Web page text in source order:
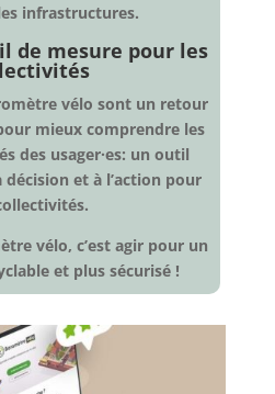
infrastructures.
de mesure pour les
vélo sont un retour
mieux comprendre les
des usager·es: un outil
décision et à l’action pour
vélo, c’est agir pour un
et plus sécurisé !